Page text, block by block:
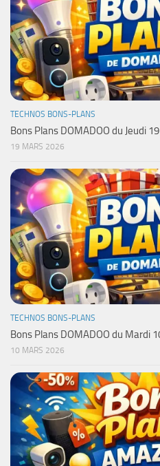
TECHNOS BONS-PLANS
Bons Plans DOMADOO du Jeudi
19 MARS 2026
TECHNOS BONS-PLANS
Bons Plans DOMADOO du Mardi
10 MARS 2026